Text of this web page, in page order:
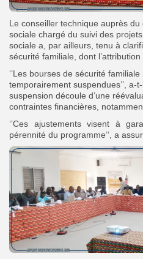
Le conseiller technique auprès
sociale chargé du suivi des
sociale a, par ailleurs, tenu à
sécurité familiale, dont
‘’Les bourses de sécurité
temporairement suspendues’’,
suspension découle d’une
contraintes financières,
‘’Ces ajustements visent à
pérennité du programme’’, a